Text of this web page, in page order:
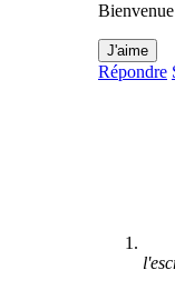
J'aime
Répondre